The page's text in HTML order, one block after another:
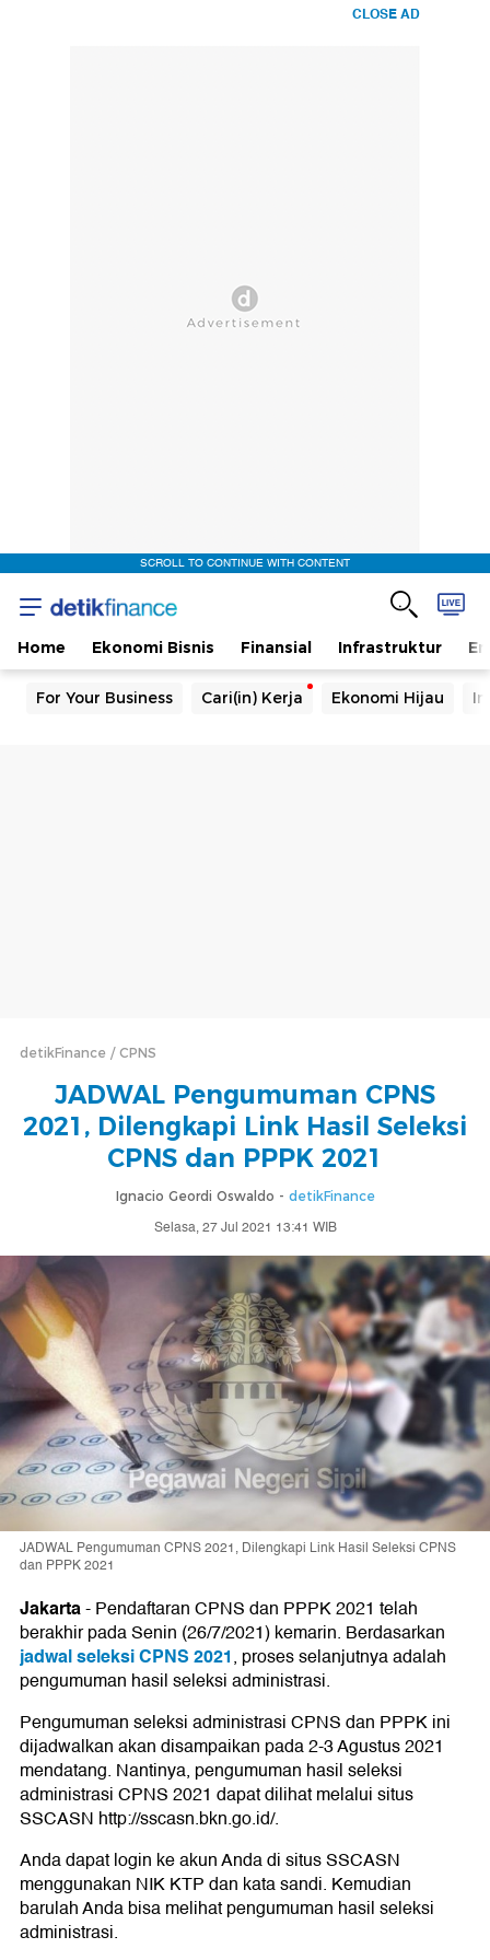
CLOSE AD
SCROLL TO CONTINUE WITH CONTENT
Home Ekonomi Bisnis Finansial Infrastruktur
For Your Business Cari(in) Kerja Ekonomi Hijau
detikFinance CPNS
JADWAL Pengumuman CPNS
2021, Dilengkapi Link Hasil Seleksi
CPNS dan PPPK 2021
Ignacio Geordi Oswaldo - detikFinance
Selasa, 27 Jul 2021 13:41 WIB
JADWAL Pengumuman CPNS 2021, Dilengkapi Link Hasil Seleksi CPNS
dan PPPK 2021
Jakarta-Pendaftaran CPNS dan PPPK 2021 telah
berakhir pada Senin (26/7/2021) kemarin. Berdasarkan
jadwal seleksi CPNS 2021, proses selanjutnya adalah
pengumuman hasil seleksi administrasi.
Pengumuman seleksi administrasi CPNS dan PPPK ini
dijadwalkan akan disampaikan pada 2-3 Agustus 2021
mendatang. Nantinya, pengumuman hasil seleksi
administrasi CPNS 2021 dapat dilihat melalui situs
SSCASN http://sscasn.bkn.go.id/.
Anda dapat login ke akun Anda di situs SSCASN
menggunakan NIK KTP dan kata sandi. Kemudian
barulah Anda bisa melihat pengumuman hasil seleksi
administrasi.